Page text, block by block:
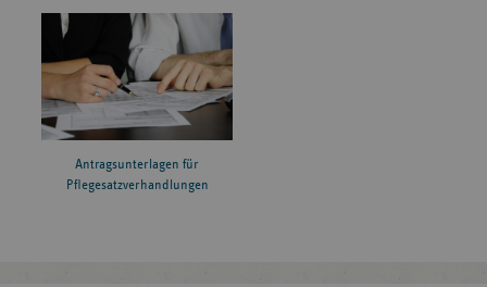
Antragsunterlagen für
Pflegesatzverhandlungen